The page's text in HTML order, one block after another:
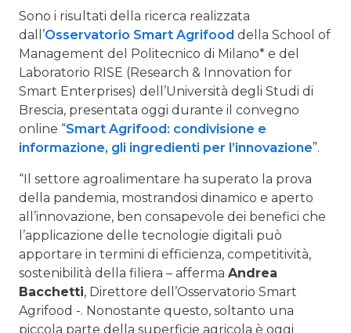
Sono i risultati della ricerca realizzata
dall’Osservatorio Smart Agrifood della School of
Management del Politecnico di Milano* e del
Laboratorio RISE (Research & Innovation for
Smart Enterprises) dell’Università degli Studi di
Brescia, presentata oggi durante il convegno
online “Smart Agrifood: condivisione e
informazione, gli ingredienti per l’innovazione”.
“Il settore agroalimentare ha superato la prova
della pandemia, mostrandosi dinamico e aperto
all’innovazione, ben consapevole dei benefici che
l’applicazione delle tecnologie digitali può
apportare in termini di efficienza, competitività,
sostenibilità della filiera – afferma Andrea
Bacchetti, Direttore dell’Osservatorio Smart
Agrifood -. Nonostante questo, soltanto una
piccola parte della superficie agricola è oggi